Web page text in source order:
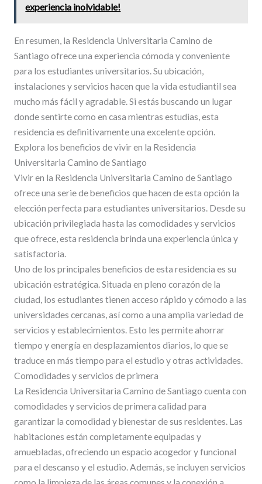
experiencia inolvidable!
En resumen, la Residencia Universitaria Camino de
Santiago ofrece una experiencia cómoda y conveniente
para los estudiantes universitarios. Su ubicación,
instalaciones y servicios hacen que la vida estudiantil sea
mucho más fácil y agradable. Si estás buscando un lugar
donde sentirte como en casa mientras estudias, esta
residencia es definitivamente una excelente opción.
Explora los beneficios de vivir en la Residencia
Universitaria Camino de Santiago
Vivir en la Residencia Universitaria Camino de Santiago
ofrece una serie de beneficios que hacen de esta opción la
elección perfecta para estudiantes universitarios. Desde su
ubicación privilegiada hasta las comodidades y servicios
que ofrece, esta residencia brinda una experiencia única y
satisfactoria.
Uno de los principales beneficios de esta residencia es su
ubicación estratégica. Situada en pleno corazón de la
ciudad, los estudiantes tienen acceso rápido y cómodo a las
universidades cercanas, así como a una amplia variedad de
servicios y establecimientos. Esto les permite ahorrar
tiempo y energía en desplazamientos diarios, lo que se
traduce en más tiempo para el estudio y otras actividades.
Comodidades y servicios de primera
La Residencia Universitaria Camino de Santiago cuenta con
comodidades y servicios de primera calidad para
garantizar la comodidad y bienestar de sus residentes. Las
habitaciones están completamente equipadas y
amuebladas, ofreciendo un espacio acogedor y funcional
para el descanso y el estudio. Además, se incluyen servicios